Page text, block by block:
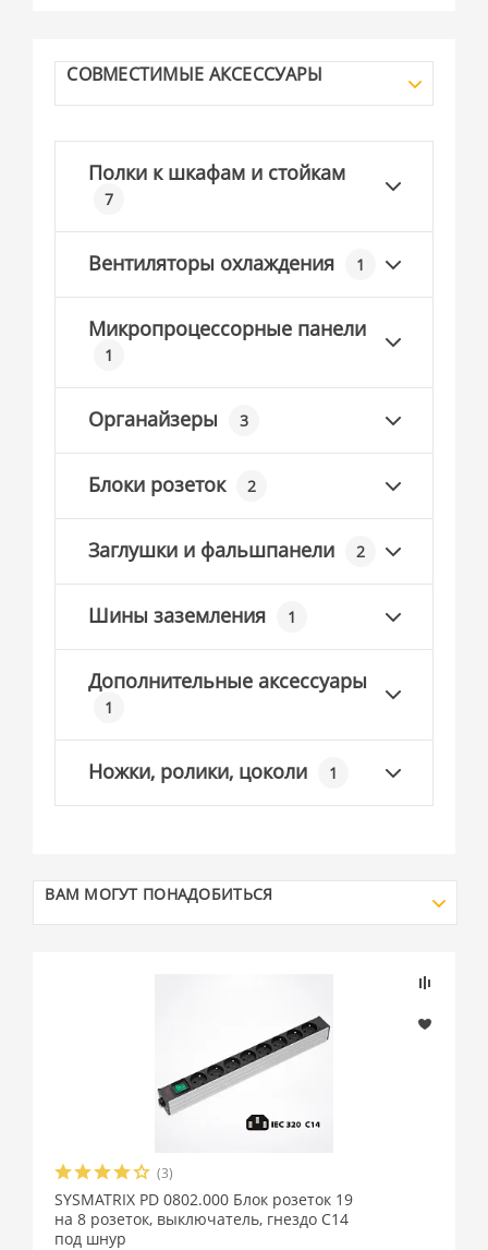
СОВМЕСТИМЫЕ АКСЕССУАРЫ
Полки к шкафам и стойкам
7
Вентиляторы охлаждения 1
Микропроцессорные панели
1
Органайзеры 3
Блоки розеток 2
Заглушки и фальшпанели 2
Шины заземления 1
Дополнительные аксессуары
1
Ножки, ролики, цоколи 1
ВАМ МОГУТ ПОНАДОБИТЬСЯ
(3)
SYSMATRIX PD 0802.000 Блок розеток 19
на 8 розеток, выключатель, гнездо C14
под шнур